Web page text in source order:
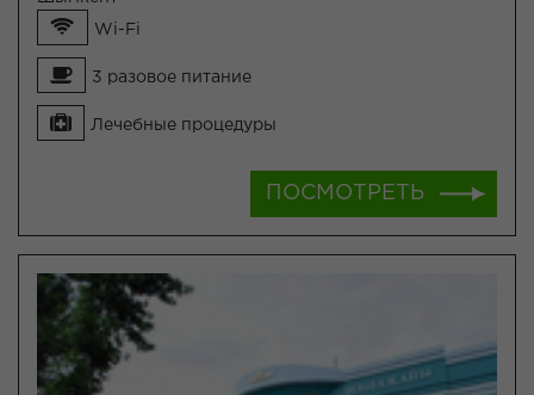
Wi-Fi
3 разовое питание
Лечебные процедуры
ПОСМОТРЕТЬ